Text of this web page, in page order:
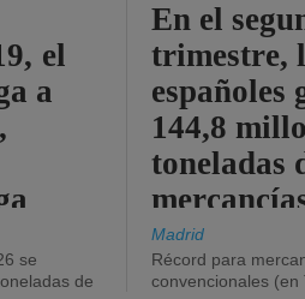
el
a
se
de
En el
trimestre,
españoles
144,8
toneladas
Madrid
Récord para
convencionales (en